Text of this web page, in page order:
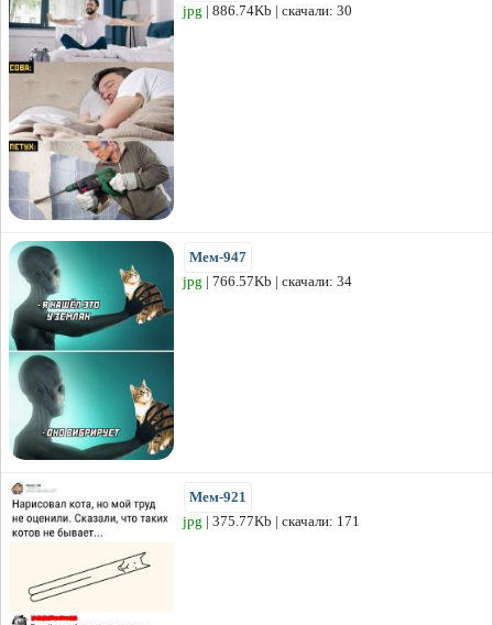
jpg | 886.74Kb | скачали: 30
Мем-947
jpg | 766.57Kb | скачали: 34
Мем-921
jpg | 375.77Kb | скачали: 171